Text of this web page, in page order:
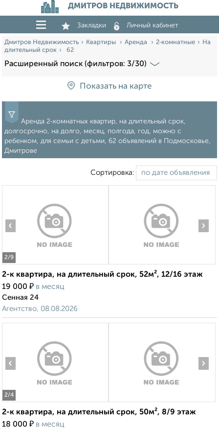
ДМИТРОВ НЕДВИЖИМОСТЬ
Закладки Личный кабинет
Дмитров Недвижимость Квартиры Аренда 2‑комнатные
На
длительный срок
62
Расширенный поиск (фильтров: 3/30)
Показать на карте
Аренда 2‑комнатных квартир, на длительный срок,
долгосрочно, на долго, месяц, полгода, год, можно с
ребенком, для семьи с детьми, 62 объявлений в Подмосковье,
Дмитрове
Сортировка:
2/9
‹ ›
2-к квартира, на длительный срок, 52м², 12/16 этаж
19 000 ₽ в месяц
Сенная 24
Агентство, 08.08.2026
2/4
‹ ›
2-к квартира, на длительный срок, 50м², 8/9 этаж
18 000 ₽ в месяц